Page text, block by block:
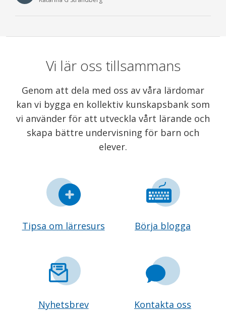
Vi lär oss tillsammans
Genom att dela med oss av våra lärdomar
kan vi bygga en kollektiv kunskapsbank som
vi använder för att utveckla vårt lärande och
skapa bättre undervisning för barn och
elever.
Tipsa om lärresurs Börja blogga
Nyhetsbrev Kontakta oss